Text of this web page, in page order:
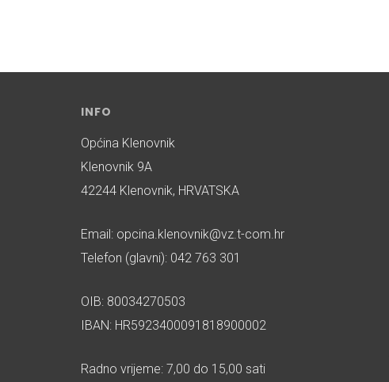
INFO
Općina Klenovnik
Klenovnik 9A
42244 Klenovnik, HRVATSKA
Email: opcina.klenovnik@vz.t-com.hr
Telefon (glavni): 042 763 301
OIB: 80034270503
IBAN: HR5923400091818900002
Radno vrijeme: 7,00 do 15,00 sati